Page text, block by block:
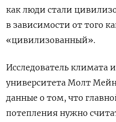
как люди стали
в зависимости от того
«цивилизованный».
Исследователь климата
университета Молт
данные о том, что
потепления нужно